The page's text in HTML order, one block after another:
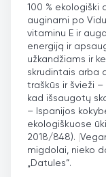
100 % ekologiški
auginami po
vitaminu E ir
energiją ir
užkandžiams ir
skrudintais arba
traškūs ir švieži
kad išsaugotų
– Ispanijos
ekologiškuose
2018/848). |
migdolai, nieko
„Datules“.